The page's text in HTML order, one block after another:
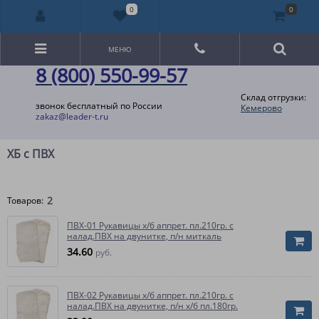
8 (800) 550-99-57
звонок бесплатный по России
zakaz@leader-t.ru
Склад отгрузки:
Кемерово
МЕНЮ
ХБ с ПВХ
Товаров: 2
ПВХ-01 Рукавицы х/б аппрет. пл.210гр. с
налад.ПВХ на двунитке, п/н миткаль
34.60 руб.
ПВХ-02 Рукавицы х/б аппрет. пл.210гр. с
налад.ПВХ на двунитке, п/н х/б пл.180гр.
0 0